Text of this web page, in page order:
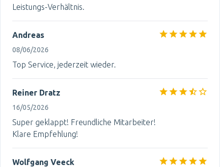
Leistungs-Verhältnis.
Andreas
08/06/2026
Top Service, jederzeit wieder.
Reiner Dratz
16/05/2026
Super geklappt! Freundliche Mitarbeiter!
Klare Empfehlung!
Wolfgang Veeck